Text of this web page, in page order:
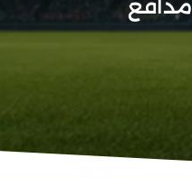
مدافع